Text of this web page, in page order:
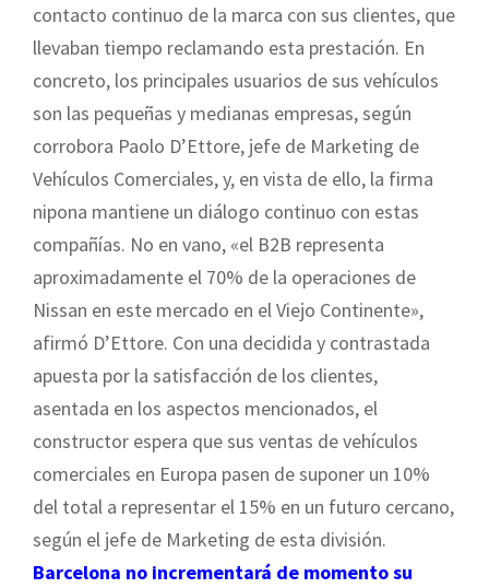
contacto continuo de la marca con sus clientes, que
llevaban tiempo reclamando esta prestación. En
concreto, los principales usuarios de sus vehículos
son las pequeñas y medianas empresas, según
corrobora Paolo D’Ettore, jefe de Marketing de
Vehículos Comerciales, y, en vista de ello, la firma
nipona mantiene un diálogo continuo con estas
compañías. No en vano, «el B2B representa
aproximadamente el 70% de la operaciones de
Nissan en este mercado en el Viejo Continente»,
afirmó D’Ettore. Con una decidida y contrastada
apuesta por la satisfacción de los clientes,
asentada en los aspectos mencionados, el
constructor espera que sus ventas de vehículos
comerciales en Europa pasen de suponer un 10%
del total a representar el 15% en un futuro cercano,
según el jefe de Marketing de esta división.
Barcelona no incrementará de momento su